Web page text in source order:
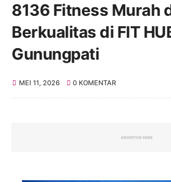
8136 Fitness Murah
Berkualitas di FIT
Gunungpati
MEI 11, 2026 0 KOMENTAR